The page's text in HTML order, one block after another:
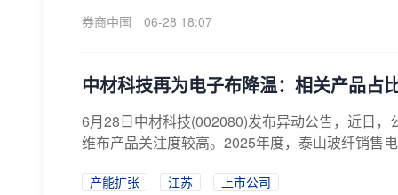
券商中国
06-28 18:07
中材科技再为电子布降温：相关产品占
6月28日中材科技(002080)发布异动公告，近日
维布产品关注度较高。2025年度，泰山玻纤销售
产能扩张 江苏
上市公司